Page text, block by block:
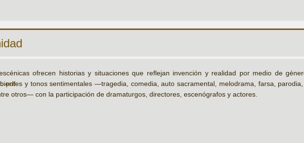
ofrecen historias y situaciones que reflejan invención y realidad por medio de
y tonos sentimentales —tragedia, comedia, auto sacramental, melodrama, farsa,
otros— con la participación de dramaturgos, directores, escenógrafos y actores.